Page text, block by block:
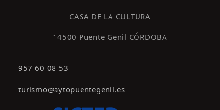
CASA DE LA CULTURA
14500 Puente Genil CÓRDOBA
957 60 08 53
turismo@aytopuentegenil.es